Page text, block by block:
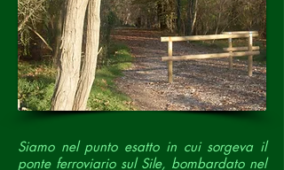
Siamo nel punto esatto in cui sorgeva il
ponte ferroviario sul Sile, bombardato nel